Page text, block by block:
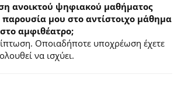
ανοικτού ψηφιακού μαθήματος
μου στο αντίστοιχο μάθημα
αμφιθέατρο;
Οποιαδήποτε υποχρέωση έχετε
να ισχύει.